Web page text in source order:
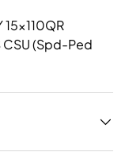
CSU (Spd-Ped